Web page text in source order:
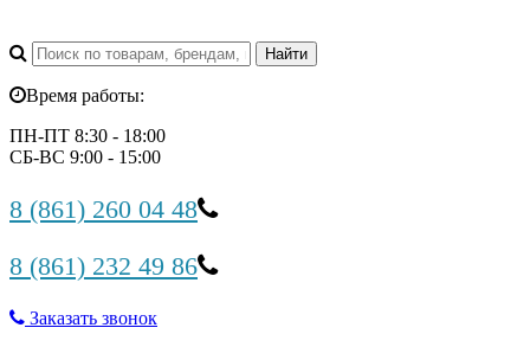
Время работы:
ПН-ПТ 8:30 - 18:00
СБ-ВС 9:00 - 15:00
8 (861) 260 04 48
8 (861) 232 49 86
Заказать звонок